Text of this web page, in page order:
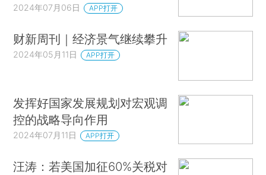
2024年07月06日 APP打开
财新周刊｜经济景气继续攀升
2024年05月11日 APP打开
发挥好国家发展规划对宏观调
控的战略导向作用
2024年07月11日 APP打开
汪涛：若美国加征60%关税对